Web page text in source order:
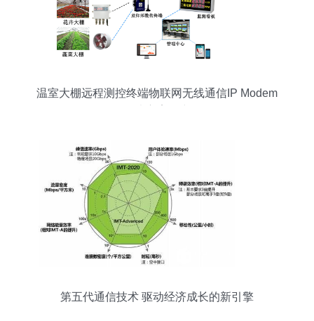
温室大棚远程测控终端物联网无线通信IP Modem
第五代通信技术 驱动经济成长的新引擎